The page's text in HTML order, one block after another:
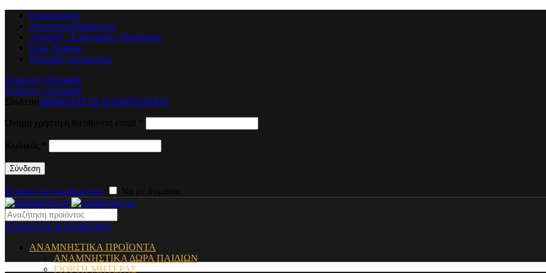
Επικοινωνία
Αποστολή Προϊόντων
Αλλαγές / Επιστροφές Προϊόντων
Όροι Χρήσης
Πολιτική Απορρήτου
Σύνδεση / Εγγραφή
Σύνδεση / Εγγραφή
ΔΗΜΙΟΥΡΓΙΑ ΛΟΓΑΡΙΑΣΜΟΥ
Σύνδεση
Ξέχασες τον κωδικό σου;
ΕΠΙΛΕΞΤΕ ΚΑΤΗΓΟΡΙΑ
ΑΝΑΜΝΗΣΤΙΚΑ ΠΡΟΪΟΝΤΑ
ΑΝΑΜΝΗΣΤΙΚΑ ΔΩΡΑ ΠΑΙΔΙΩΝ
ΓΙΟΡΤΗ ΜΗΤΕΡΑΣ